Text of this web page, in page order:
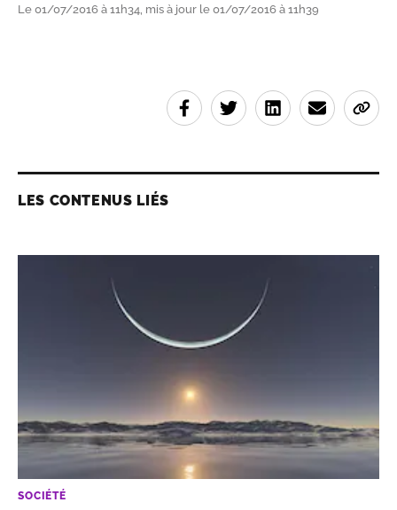
Le 01/07/2016 à 11h34, mis à jour le 01/07/2016 à 11h39
LES CONTENUS LIÉS
SOCIÉTÉ